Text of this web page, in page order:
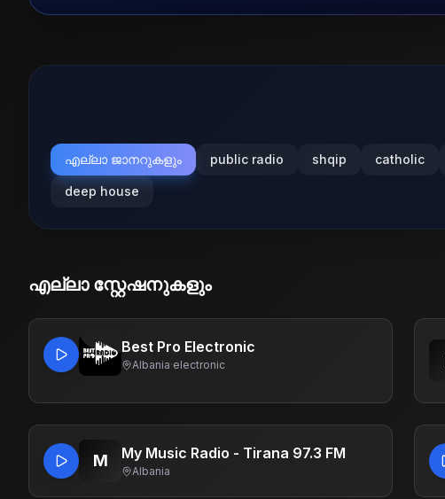
എല്ലാ ജാനറുകളും public radio shqip catholic
deep house
എല്ലാ സ്റ്റേഷനുകളും
Best Pro Electronic
Albania·electronic
M My Music Radio - Tirana 97.3 FM
Albania